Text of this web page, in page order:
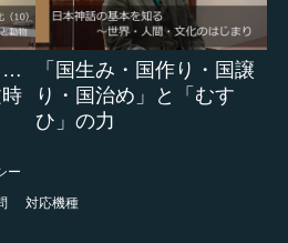
…
「国生み・国作り・国譲
り・国治め」と「むす
ひ」の力
ー
対応機種